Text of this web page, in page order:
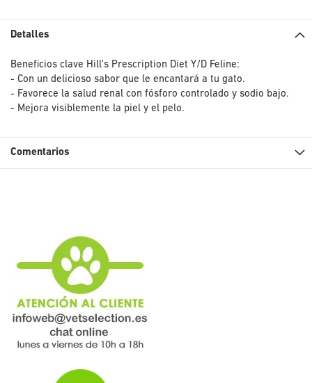
Detalles
Beneficios clave Hill's Prescription Diet Y/D Feline:
- Con un delicioso sabor que le encantará a tu gato.
- Favorece la salud renal con fósforo controlado y sodio bajo.
- Mejora visiblemente la piel y el pelo.
Comentarios